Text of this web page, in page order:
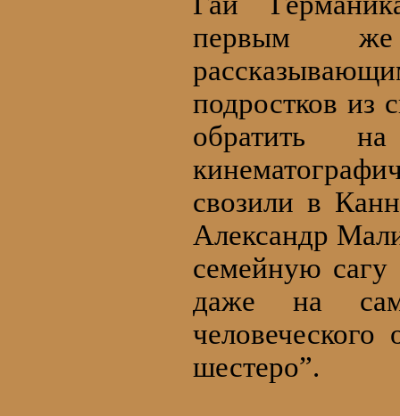
первым же
подростков из
обратить
свозили в
Александр
семейную сагу
даже на
шестеро”.